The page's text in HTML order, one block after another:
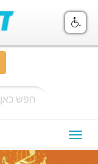
תפריט
ניווט